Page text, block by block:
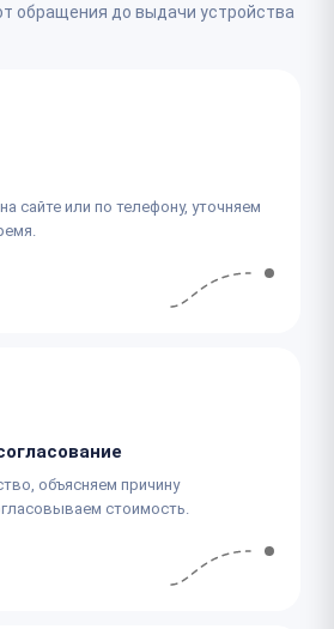
обращения до выдачи устройства
сайте или по телефону, уточняем
объясняем причину
стоимость.